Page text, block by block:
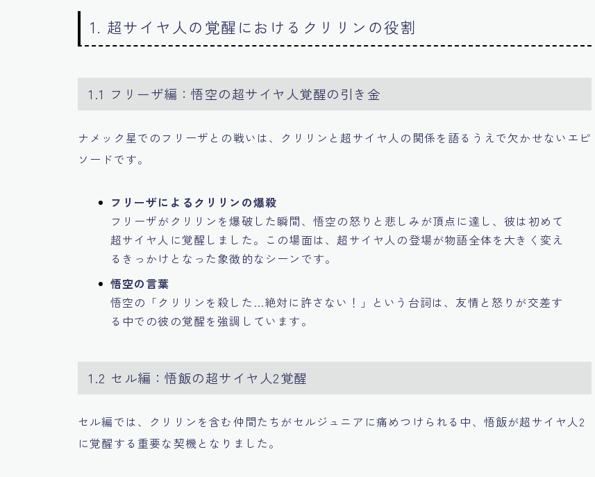
1. 超サイヤ人の覚醒におけるクリリンの役割
1.1 フリーザ編：悟空の超サイヤ人覚醒の引き金
ナメック星でのフリーザとの戦いは、クリリンと超サイヤ人の関係を語るうえで欠かせないエピ
ソードです。
フリーザによるクリリンの爆殺
フリーザがクリリンを爆破した瞬間、悟空の怒りと悲しみが頂点に達し、彼は初めて
超サイヤ人に覚醒しました。この場面は、超サイヤ人の登場が物語全体を大きく変え
るきっかけとなった象徴的なシーンです。
悟空の言葉
悟空の「クリリンを殺した…絶対に許さない！」という台詞は、友情と怒りが交差す
る中での彼の覚醒を強調しています。
1.2 セル編：悟飯の超サイヤ人2覚醒
セル編では、クリリンを含む仲間たちがセルジュニアに痛めつけられる中、悟飯が超サイヤ人2
に覚醒する重要な契機となりました。